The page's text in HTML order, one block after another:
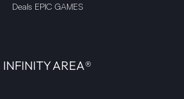
Deals EPIC GAMES
INFINITY AREA®